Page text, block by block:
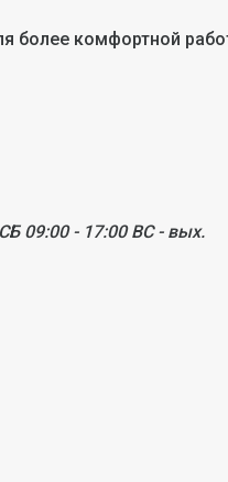
более комфортной
09:00 - 17:00 ВС - вых.